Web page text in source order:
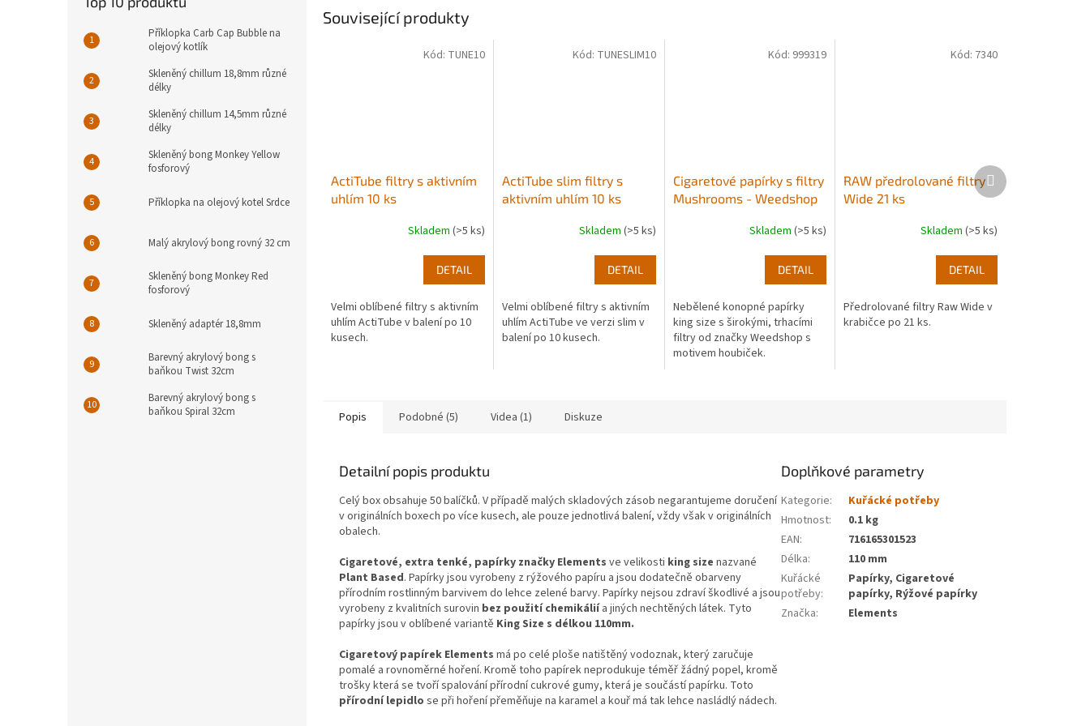
Příklopka Carb Cap Bubble na
olejový kotlík
Skleněný chillum 18,8mm různé
délky
Skleněný chillum 14,5mm různé
délky
Skleněný bong Monkey Yellow
fosforový
Příklopka na olejový kotel Srdce
Malý akrylový bong rovný 32 cm
Skleněný bong Monkey Red
fosforový
Skleněný adaptér 18,8mm
Barevný akrylový bong s
baňkou Twist 32cm
Barevný akrylový bong s
baňkou Spiral 32cm
Související produkty
ActiTube filtry s aktivním
uhlím 10 ks
Skladem (>5 ks)
DETAIL
Velmi oblíbené filtry s aktivním
uhlím ActiTube v balení po 10
kusech.
Kód: TUNE10
ActiTube slim filtry s
aktivním uhlím 10 ks
Skladem (>5 ks)
DETAIL
Velmi oblíbené filtry s aktivním
uhlím ActiTube ve verzi slim v
balení po 10 kusech.
Kód: TUNESLIM10
Cigaretové papírky s filtry
Mushrooms - Weedshop
Skladem(>5 ks)
DETAIL
Nebělené konopné papírky
king size s širokými, trhacími
filtry od značky Weedshop s
motivem houbiček.
Kód: 999319
RAW předrolované filtry
Wide 21 ks
Skladem (>5 ks)
DETAIL
Předrolované filtry Raw Wide v
krabičce po 21 ks.
Kód: 7340
Další
produkt
Popis Podobné (5) Videa (1) Diskuze
Detailní popis produktu
Celý box obsahuje 50 balíčků. V případě malých skladových zásob negarantujeme doručení
v originálních boxech po více kusech, ale pouze jednotlivá balení, vždy však v originálních
obalech.
Cigaretové, extra tenké, papírky značky Elements ve velikosti king size nazvané
Plant Based. Papírky jsou vyrobeny z rýžového papíru a jsou dodatečně obarveny
přírodním rostlinným barvivem do lehce zelené barvy. Papírky nejsou zdraví škodlivé a jsou
vyrobeny z kvalitních surovin bez použití chemikáliía jiných nechtěných látek. Tyto
papírky jsou v oblíbené variantě King Size s délkou 110mm.
Cigaretový papírek Elements má po celé ploše natištěný vodoznak, který zaručuje
pomalé a rovnoměrné hoření. Kromě toho papírek neprodukuje téměř žádný popel, kromě
trošky která se tvoří spalování přírodní cukrové gumy, která je součástí papírku. Toto
přírodní lepidlo se při hoření přeměňuje na karamel a kouř má tak lehce nasládlý nádech.
Doplňkové parametry
Kategorie:
Kuřácké potřeby
Hmotnost:
0.1 kg
EAN:
716165301523
Délka:
110 mm
Kuřácké
potřeby:
Papírky, Cigaretové
papírky, Rýžové papírky
Značka: Elements